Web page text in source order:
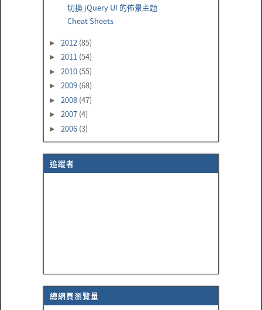
切換 jQuery UI 的佈景主題
Cheat Sheets
► 2012 (85)
► 2011 (54)
► 2010 (55)
► 2009 (68)
► 2008 (47)
► 2007 (4)
► 2006 (3)
追蹤者
總網頁瀏覽量